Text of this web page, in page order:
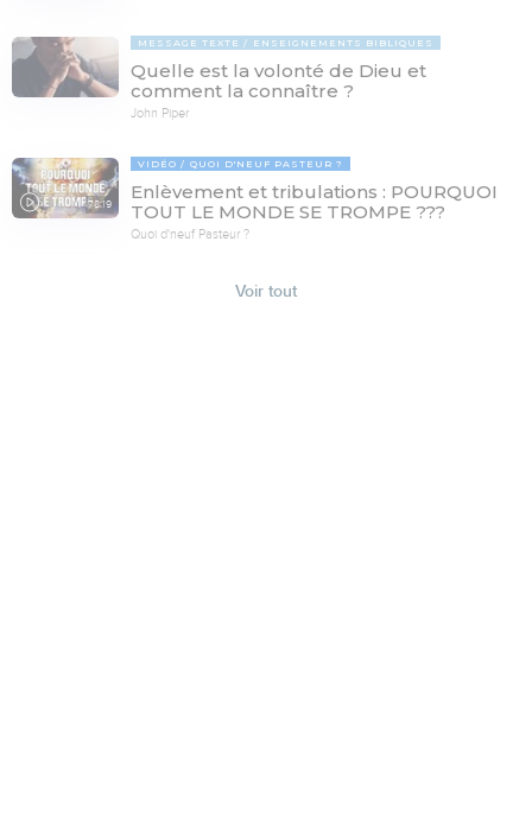
MESSAGE TEXTE ENSEIGNEMENTS BIBLIQUES
Quelle est la volonté de Dieu et
comment la connaître ?
John Piper
78:19
VIDÉO QUOI D'NEUF PASTEUR ?
Enlèvement et tribulations : POURQUOI
TOUT LE MONDE SE TROMPE ???
Quoi d'neuf Pasteur ?
Voir tout